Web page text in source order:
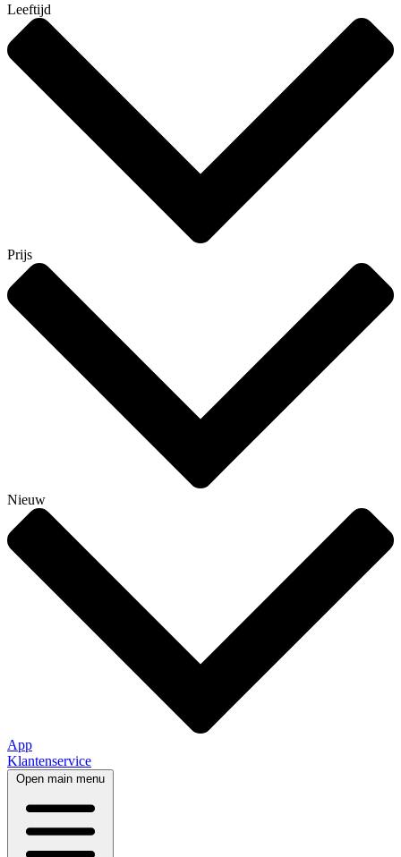
Leeftijd
Prijs
Nieuw
App
Klantenservice
Open main menu